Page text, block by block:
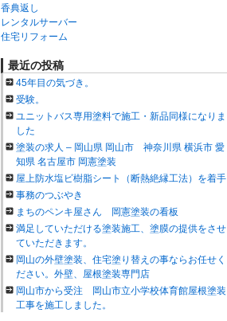
香典返し
レンタルサーバー
住宅リフォーム
最近の投稿
45年目の気づき。
受験。
ユニットバス専用塗料で施工・新品同様になりま
した
塗装の求人 – 岡山県 岡山市 神奈川県 横浜市 愛
知県 名古屋市 岡憲塗装
屋上防水塩ビ樹脂シート（断熱絶縁工法）を着手
事務のつぶやき
まちのペンキ屋さん 岡憲塗装の看板
満足していただける塗装施工、塗膜の提供をさせ
ていただきます。
岡山の外壁塗装、住宅塗り替えの事ならお任せく
ださい。外壁、屋根塗装専門店
岡山市から受注 岡山市立小学校体育館屋根塗装
工事を施工しました。